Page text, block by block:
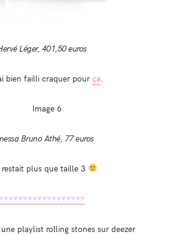
Léger, 401,50 euros
bien failli craquer pour ça
Bruno Athé, 77 euros
plus que taille 3
♥♥♥♥♥♥♥♥♥♥♥♥♥♥♥♥♥♥
playlist rolling stones sur deezer